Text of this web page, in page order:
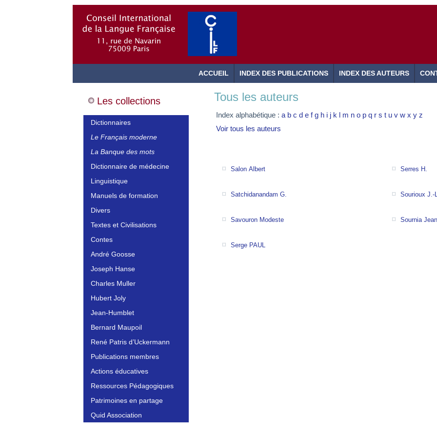
ACCUEIL INDEX DES PUBLICATIONS INDEX DES AUTEURS
Les collections
Dictionnaires
Le Français moderne
La Banque des mots
Dictionnaire de médecine
Linguistique
Manuels de formation
Divers
Textes et Civilisations
Contes
André Goosse
Joseph Hanse
Charles Muller
Hubert Joly
Jean-Humblet
Bernard Maupoil
René Patris d’Uckermann
Publications membres
Actions éducatives
Ressources Pédagogiques
Patrimoines en partage
Quid Association
Tous les auteurs
Index alphabétique : a b c d e f g h i j k l m n o p q r s t u v w x y z
Voir tous les auteurs
Salon Albert Serres H.
Satchidanandam G. Sourioux J.-
Savouron Modeste Sournia
Serge PAUL